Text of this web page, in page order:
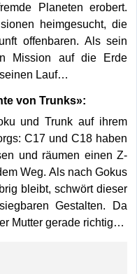
Planeten erobert.
heimgesucht, die
offenbaren. Als sein
Mission auf die Erde
Lauf…
von Trunks»:
und Trunk auf ihrem
C17 und C18 haben
und räumen einen Z-
Weg. Als nach Gokus
bleibt, schwört dieser
Gestalten. Da
Mutter gerade richtig…